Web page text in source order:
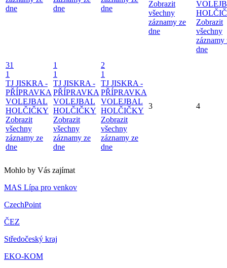
dne
dne
dne
Zobrazit
všechny
záznamy ze
dne
Zobrazit
všechny
záznamy
dne
31
1
TJ JISKRA -
PŘÍPRAVKA
VOLEJBAL
HOLČIČKY
Zobrazit
všechny
záznamy ze
dne
1
1
TJ JISKRA -
PŘÍPRAVKA
VOLEJBAL
HOLČIČKY
Zobrazit
všechny
záznamy ze
dne
2
1
TJ JISKRA -
PŘÍPRAVKA
VOLEJBAL
HOLČIČKY
Zobrazit
všechny
záznamy ze
dne
3 4
Mohlo by Vás zajímat
MAS Lípa pro venkov
CzechPoint
ČEZ
Středočeský kraj
EKO-KOM